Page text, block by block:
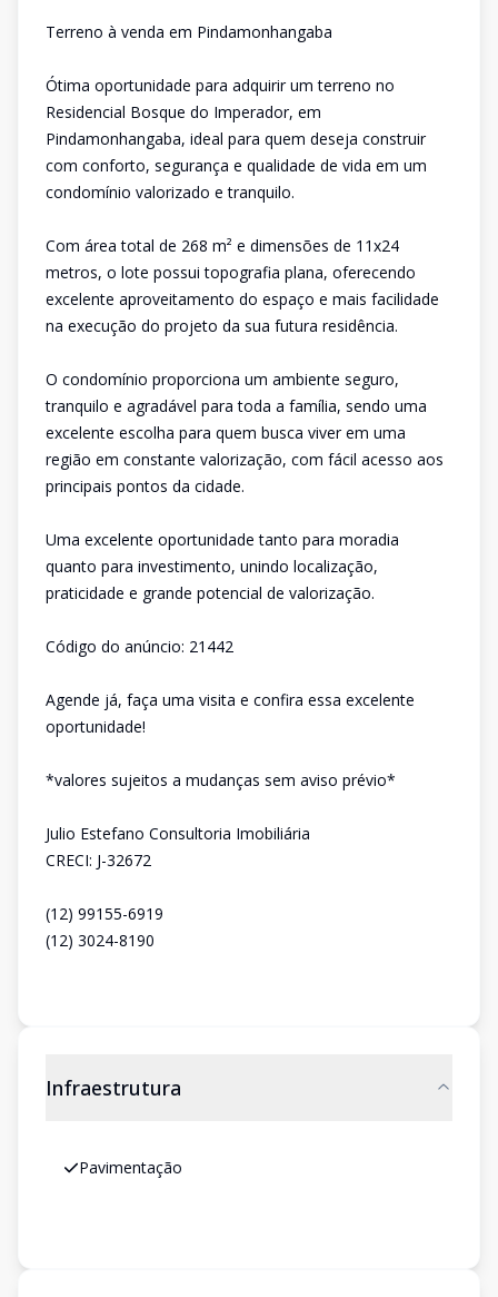
Terreno à venda em Pindamonhangaba
Ótima oportunidade para adquirir um terreno no
Residencial Bosque do Imperador, em
Pindamonhangaba, ideal para quem deseja construir
com conforto, segurança e qualidade de vida em um
condomínio valorizado e tranquilo.
Com área total de 268 m² e dimensões de 11x24
metros, o lote possui topografia plana, oferecendo
excelente aproveitamento do espaço e mais facilidade
na execução do projeto da sua futura residência.
O condomínio proporciona um ambiente seguro,
tranquilo e agradável para toda a família, sendo uma
excelente escolha para quem busca viver em uma
região em constante valorização, com fácil acesso aos
principais pontos da cidade.
Uma excelente oportunidade tanto para moradia
quanto para investimento, unindo localização,
praticidade e grande potencial de valorização.
Código do anúncio: 21442
Agende já, faça uma visita e confira essa excelente
oportunidade!
*valores sujeitos a mudanças sem aviso prévio*
Julio Estefano Consultoria Imobiliária
CRECI: J-32672
(12) 99155-6919
(12) 3024-8190
Infraestrutura
Pavimentação